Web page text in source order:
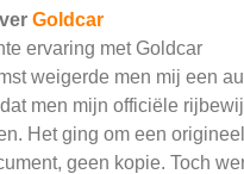
Goldcar
ervaring met Goldcar
weigerde men mij een
men mijn officiële
Het ging om een
geen kopie. Toch